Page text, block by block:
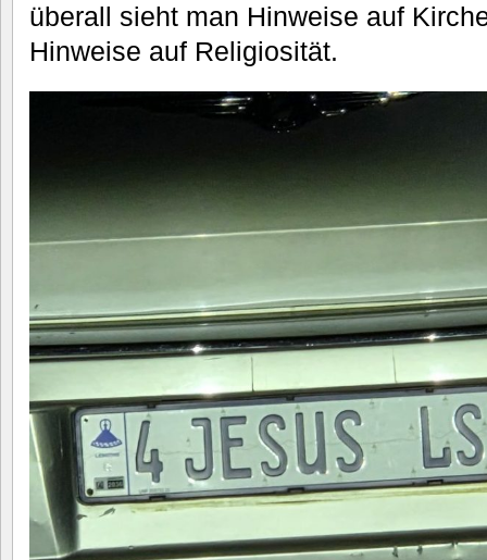
überall sieht man Hinweise auf
Hinweise auf Religiosität.